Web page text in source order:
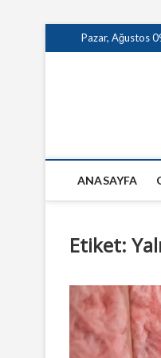
to
Pazar, Ağustos
ANASAYFA
Etiket: